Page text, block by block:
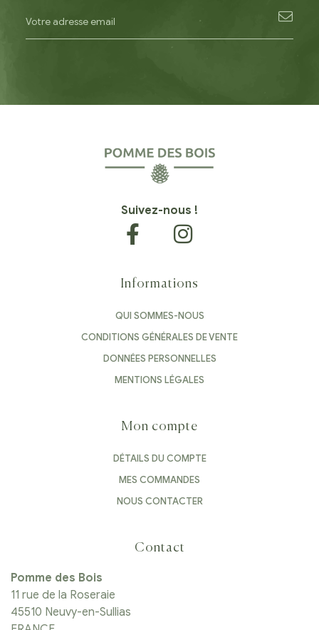
Suivez-nous !
Informations
QUI SOMMES-NOUS
CONDITIONS GÉNÉRALES DE VENTE
DONNÉES PERSONNELLES
MENTIONS LÉGALES
Mon compte
DÉTAILS DU COMPTE
MES COMMANDES
NOUS CONTACTER
Contact
Pomme des Bois
11 rue de la Roseraie
45510 Neuvy-en-Sullias